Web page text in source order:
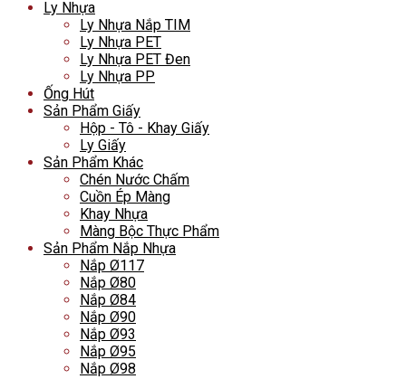
Ly Nhựa
Ly Nhựa Nắp TIM
Ly Nhựa PET
Ly Nhựa PET Đen
Ly Nhựa PP
Ống Hút
Sản Phẩm Giấy
Hộp - Tô - Khay Giấy
Ly Giấy
Sản Phẩm Khác
Chén Nước Chấm
Cuồn Ép Màng
Khay Nhựa
Màng Bộc Thực Phẩm
Sản Phẩm Nắp Nhựa
Nắp Ø117
Nắp Ø80
Nắp Ø84
Nắp Ø90
Nắp Ø93
Nắp Ø95
Nắp Ø98